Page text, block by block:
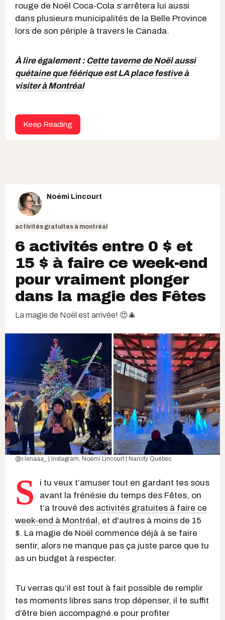
rouge de Noël Coca-Cola s’arrêtera lui aussi
dans plusieurs municipalités de la Belle Province
lors de son périple à travers le Canada.
À lire également : Cette taverne de Noël aussi
quétaine que féérique est LA place festive à
visiter à Montréal
Keep Reading
Noémi Lincourt
activités gratuites à montréal
6 activités entre 0 $ et
15 $ à faire ce week-end
pour vraiment plonger
dans la magie des Fêtes
La magie de Noël est arrivée! 😍🎄
@r.lenaaa_ | Instagram, Noémi Lincourt | Narcity Québec
S
i tu veux t’amuser tout en gardant tes sous
avant la frénésie du temps des Fêtes, on
t’a trouvé des activités gratuites à faire ce
week-end à Montréal, et d'autres à moins de 15
$. La magie de Noël commence déjà à se faire
sentir, alors ne manque pas ça juste parce que tu
as un budget à respecter.
Tu verras qu’il est tout à fait possible de remplir
tes moments libres sans trop dépenser, il te suffit
d’être bien accompagné.e pour profiter